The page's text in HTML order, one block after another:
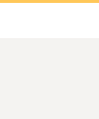
・墓地）